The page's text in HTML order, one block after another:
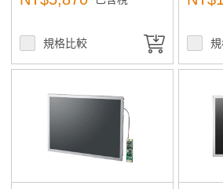
規格比較